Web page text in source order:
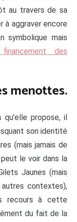
au travers de sa
à aggraver encore
symbolique mais
des
menottes.
propose, il
son identité
(mais jamais de
le voir dans la
Jaunes (mais
contextes),
recours à cette
du fait de la